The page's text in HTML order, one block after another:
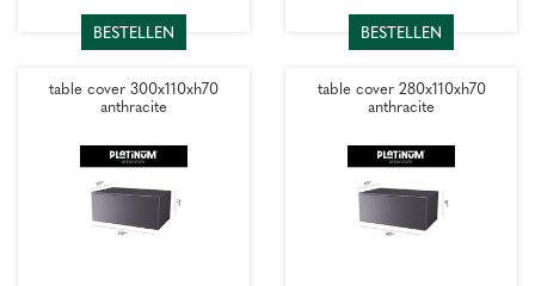
BESTELLEN BESTELLEN
table cover 300x110xh70
anthracite
table cover 280x110xh70
anthracite